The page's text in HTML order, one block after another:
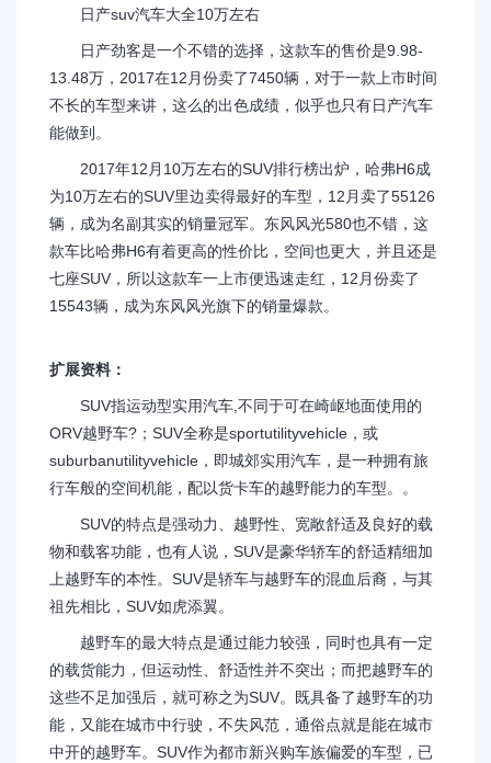
日产suv汽车大全10万左右
日产劲客是一个不错的选择，这款车的售价是9.98-
13.48万，2017在12月份卖了7450辆，对于一款上市时间
不长的车型来讲，这么的出色成绩，似乎也只有日产汽车
能做到。
2017年12月10万左右的SUV排行榜出炉，哈弗H6成
为10万左右的SUV里边卖得最好的车型，12月卖了55126
辆，成为名副其实的销量冠军。东风风光580也不错，这
款车比哈弗H6有着更高的性价比，空间也更大，并且还是
七座SUV，所以这款车一上市便迅速走红，12月份卖了
15543辆，成为东风风光旗下的销量爆款。
扩展资料：
SUV指运动型实用汽车,不同于可在崎岖地面使用的
ORV越野车?；SUV全称是sportutilityvehicle，或
suburbanutilityvehicle，即城郊实用汽车，是一种拥有旅
行车般的空间机能，配以货卡车的越野能力的车型。。
SUV的特点是强动力、越野性、宽敞舒适及良好的载
物和载客功能，也有人说，SUV是豪华轿车的舒适精细加
上越野车的本性。SUV是轿车与越野车的混血后裔，与其
祖先相比，SUV如虎添翼。
越野车的最大特点是通过能力较强，同时也具有一定
的载货能力，但运动性、舒适性并不突出；而把越野车的
这些不足加强后，就可称之为SUV。既具备了越野车的功
能，又能在城市中行驶，不失风范，通俗点就是能在城市
中开的越野车。SUV作为都市新兴购车族偏爱的车型，已